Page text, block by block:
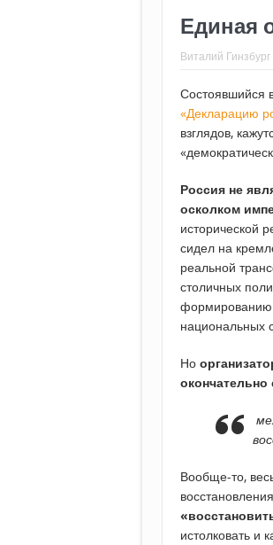
Единая
Виталий Гинзбург
Состоявшийся
«Декларацию
взглядов,
Россия не
осколком
исторической
сидел на
реальной
столичных
формированию
национальных
Но
Вообще-то,
истолковать и